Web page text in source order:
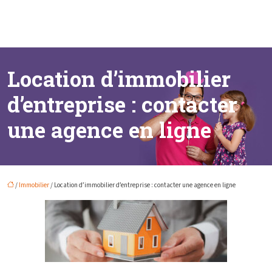
Location d’immobilier
d’entreprise : contacter
une agence en ligne
/ Immobilier/ Location d’immobilier d’entreprise : contacter une agence en ligne